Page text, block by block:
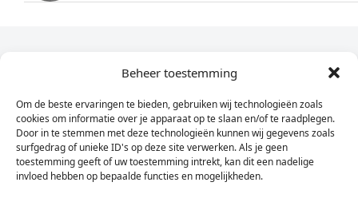
Beheer toestemming
Om de beste ervaringen te bieden, gebruiken wij technologieën zoals
cookies om informatie over je apparaat op te slaan en/of te raadplegen.
Door in te stemmen met deze technologieën kunnen wij gegevens zoals
surfgedrag of unieke ID's op deze site verwerken. Als je geen
toestemming geeft of uw toestemming intrekt, kan dit een nadelige
invloed hebben op bepaalde functies en mogelijkheden.
Dagelijks het laatste nieuws in je e-mail?
Vul
hier
je
e-
mailadres
Sign Up